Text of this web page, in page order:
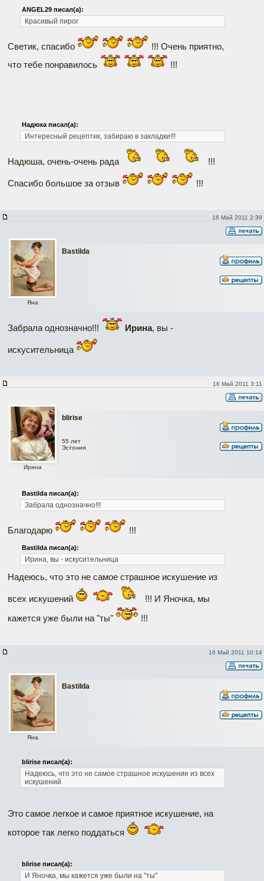
ANGEL29 писал(а):
Красивый пирог
Светик, спасибо
!!! Очень приятно,
что тебе понравилось
!!!
Надюха писал(а):
Интересный рецептик, забираю в закладки!!!
Надюша, очень-очень рада !!!
Спасибо большое за отзыв !!!
16 Май 2011 2:39
Bastilda
Яна
Забрала однозначно!!! Ирина, вы -
искусительница
16 Май 2011 3:11
blirise
Ирина
55 лет
Эстония
Bastilda писал(а):
Забрала однозначно!!!
Благодарю !!!
Bastilda писал(а):
Ирина, вы - искусительница
Надеюсь, что это не самое страшное искушение из
всех искушений
!!! И Яночка, мы
кажется уже были на "ты"
!!!
16 Май 2011 10:14
Bastilda
Яна
blirise писал(а):
Надеюсь, что это не самое страшное искушение из всех
искушений
Это самое легкое и самое приятное искушение, на
которое так легко поддаться
blirise писал(а):
И Яночка, мы кажется уже были на "ты"